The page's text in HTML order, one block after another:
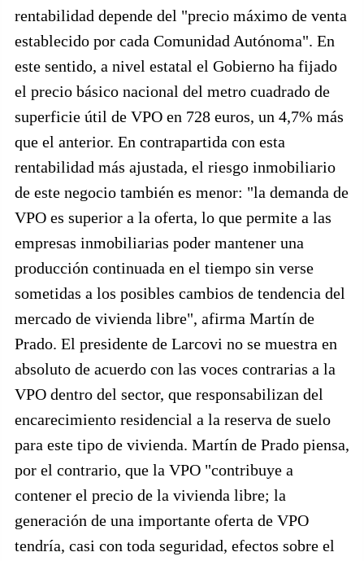
rentabilidad depende del "precio máximo de venta
establecido por cada Comunidad Autónoma". En
este sentido, a nivel estatal el Gobierno ha fijado
el precio básico nacional del metro cuadrado de
superficie útil de VPO en 728 euros, un 4,7% más
que el anterior. En contrapartida con esta
rentabilidad más ajustada, el riesgo inmobiliario
de este negocio también es menor: "la demanda de
VPO es superior a la oferta, lo que permite a las
empresas inmobiliarias poder mantener una
producción continuada en el tiempo sin verse
sometidas a los posibles cambios de tendencia del
mercado de vivienda libre", afirma Martín de
Prado. El presidente de Larcovi no se muestra en
absoluto de acuerdo con las voces contrarias a la
VPO dentro del sector, que responsabilizan del
encarecimiento residencial a la reserva de suelo
para este tipo de vivienda. Martín de Prado piensa,
por el contrario, que la VPO "contribuye a
contener el precio de la vivienda libre; la
generación de una importante oferta de VPO
tendría, casi con toda seguridad, efectos sobre el